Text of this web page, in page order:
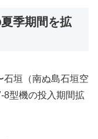
季期間を拡
石垣（南ぬ島石垣空
8型機の投入期間拡